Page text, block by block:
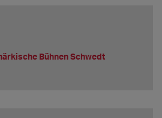
Bühnen Schwedt